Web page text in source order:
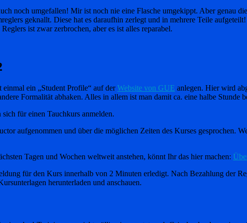
noch umgefallen! Mir ist noch nie eine Flasche umgekippt. Aber genau
geknallt. Diese hat es daraufhin zerlegt und in mehrere Teile
ist zwar zerbrochen, aber es ist alles reparabel.
ein „Student Profile“ auf derWebsite von GUE anlegen. Hier wird
Formalität abhaken. Alles in allem ist man damit ca. eine halbe Stunde
für einen Tauchkurs anmelden.
aufgenommen und über die möglichen Zeiten des Kurses gesprochen.
Tagen und Wochen weltweit anstehen, könnt Ihr das hier machen:
für den Kurs innerhalb von 2 Minuten erledigt. Nach Bezahlung der
herunterladen und anschauen.